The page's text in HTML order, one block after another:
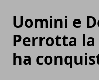
Uomini e
Perrotta la
ha